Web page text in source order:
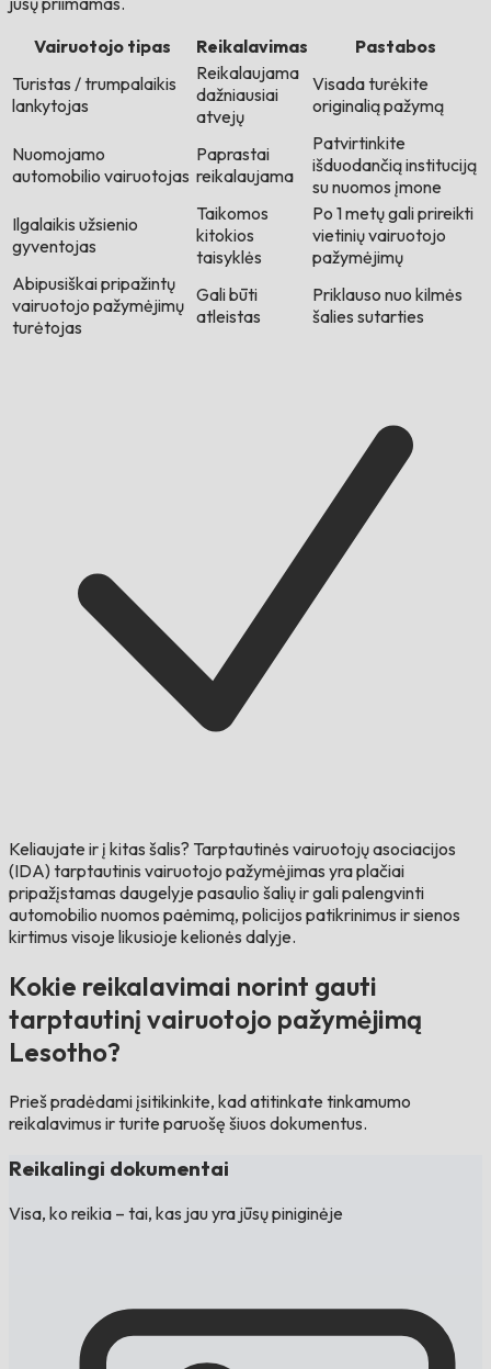
Vairuotojo tipas
Reikalavimas
Pastabos
Turistas / trumpalaikis
lankytojas
Reikalaujama
dažniausiai
atvejų
Visada turėkite
originalią pažymą
Nuomojamo
automobilio vairuotojas
Paprastai
reikalaujama
Patvirtinkite
išduodančią instituciją
su nuomos įmone
Ilgalaikis užsienio
gyventojas
Taikomos
kitokios
taisyklės
Po 1 metų gali prireikti
vietinių vairuotojo
pažymėjimų
Abipusiškai pripažintų
vairuotojo pažymėjimų
turėtojas
Gali būti
atleistas
Priklauso nuo kilmės
šalies sutarties
Keliaujate ir į kitas šalis? Tarptautinės vairuotojų asociacijos
(IDA) tarptautinis vairuotojo pažymėjimas yra plačiai
pripažįstamas daugelyje pasaulio šalių ir gali palengvinti
automobilio nuomos paėmimą, policijos patikrinimus ir sienos
kirtimus visoje likusioje kelionės dalyje.
Kokie reikalavimai norint gauti
tarptautinį vairuotojo pažymėjimą
Lesotho?
Prieš pradėdami įsitikinkite, kad atitinkate tinkamumo
reikalavimus ir turite paruošę šiuos dokumentus.
Reikalingi dokumentai
Visa, ko reikia – tai, kas jau yra jūsų piniginėje